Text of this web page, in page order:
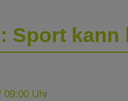
Sport kann
09:00 Uhr